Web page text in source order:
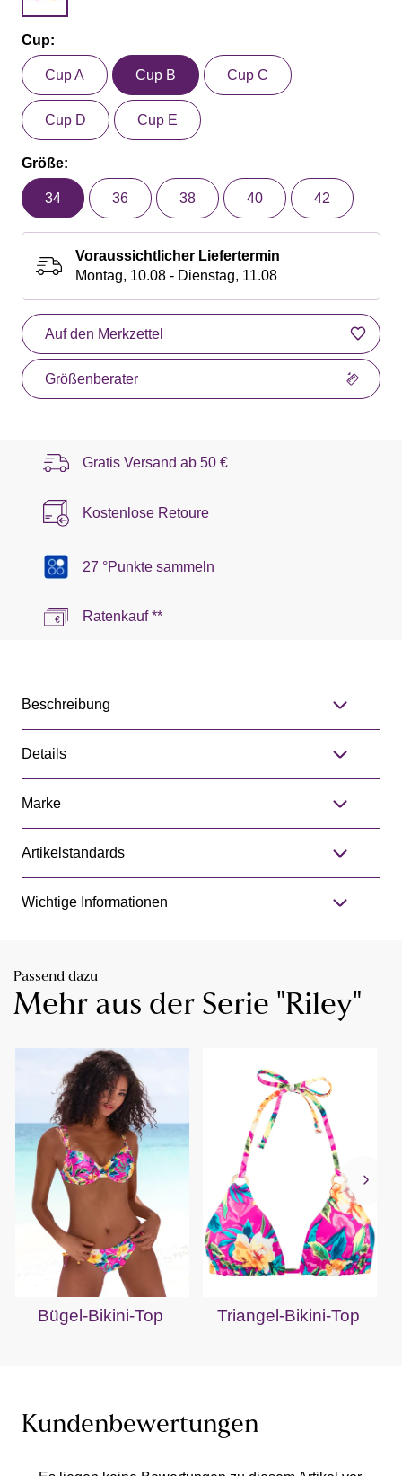
Cup:
Cup A Cup B Cup C
Cup D Cup E
Größe:
34 36 38 40 42
Voraussichtlicher Liefertermin
Montag, 10.08 - Dienstag, 11.08
Auf den Merkzettel
Größenberater
Gratis Versand ab 50 €
Kostenlose Retoure
27 °Punkte sammeln
Ratenkauf **
Beschreibung
Details
Marke
Artikelstandards
Wichtige Informationen
Passend dazu
Mehr aus der Serie "Riley"
Bügel-Bikini-Top Triangel-Bikini-Top
Kundenbewertungen